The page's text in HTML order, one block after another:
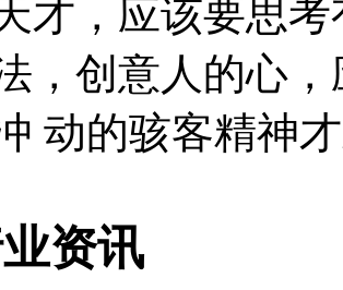
才，应该要思
，创意人的心
动的骇客精神
资讯